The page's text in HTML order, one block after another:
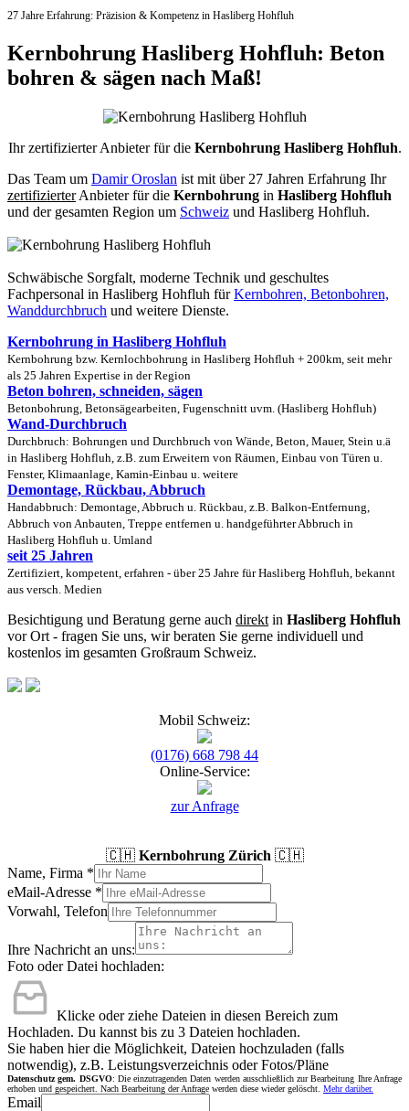
27 Jahre Erfahrung: Präzision & Kompetenz in Hasliberg Hohfluh
Kernbohrung Hasliberg Hohfluh: Beton
bohren & sägen nach Maß!
Ihr zertifizierter Anbieter für die Kernbohrung Hasliberg Hohfluh.
Das Team um Damir Oroslan ist mit über 27 Jahren Erfahrung Ihr
zertifizierterAnbieter für die Kernbohrung in Hasliberg Hohfluh
und der gesamten Region um Schweiz und Hasliberg Hohfluh.
Schwäbische Sorgfalt, moderne Technik und geschultes
Fachpersonal in Hasliberg Hohfluh fürKernbohren, Betonbohren,
Wanddurchbruch und weitere Dienste.
Kernbohrung in Hasliberg Hohfluh
Kernbohrung bzw. Kernlochbohrung in Hasliberg Hohfluh + 200km, seit mehr
als 25 Jahren Expertise in der Region
Beton bohren, schneiden, sägen
Betonbohrung, Betonsägearbeiten, Fugenschnitt uvm. (Hasliberg Hohfluh)
Wand-Durchbruch
Durchbruch: Bohrungen und Durchbruch von Wände, Beton, Mauer, Stein u.ä
in Hasliberg Hohfluh, z.B. zum Erweitern von Räumen, Einbau von Türen u.
Fenster, Klimaanlage, Kamin-Einbau u. weitere
Demontage, Rückbau, Abbruch
Handabbruch: Demontage, Abbruch u. Rückbau, z.B. Balkon-Entfernung,
Abbruch von Anbauten, Treppe entfernen u. handgeführter Abbruch in
Hasliberg Hohfluh u. Umland
seit 25 Jahren
Zertifiziert, kompetent, erfahren - über 25 Jahre für Hasliberg Hohfluh, bekannt
aus versch. Medien
Besichtigung und Beratung gerne auch direkt in Hasliberg Hohfluh
vor Ort - fragen Sie uns, wir beraten Sie gerne individuell und
kostenlos im gesamten Großraum Schweiz.
Mobil Schweiz:
(0176) 668 798 44
Online-Service:
zur Anfrage
🇨🇭 Kernbohrung Zürich 🇨🇭
Name, Firma *
eMail-Adresse *
Vorwahl, Telefon
Ihre Nachricht an uns:
Foto oder Datei hochladen:
Klicke oder ziehe Dateien in diesen Bereich zum
Hochladen. Du kannst bis zu 3 Dateien hochladen.
Sie haben hier die Möglichkeit, Dateien hochzuladen (falls
notwendig), z.B. Leistungsverzeichnis oder Fotos/Pläne
Datenschutz gem. DSGVO: Die einzutragenden Daten werden ausschließlich zur Bearbeitung Ihre Anfrage
erhoben und gespeichert. Nach Bearbeitung der Anfrage werden diese wieder gelöscht. Mehr darüber.
Email